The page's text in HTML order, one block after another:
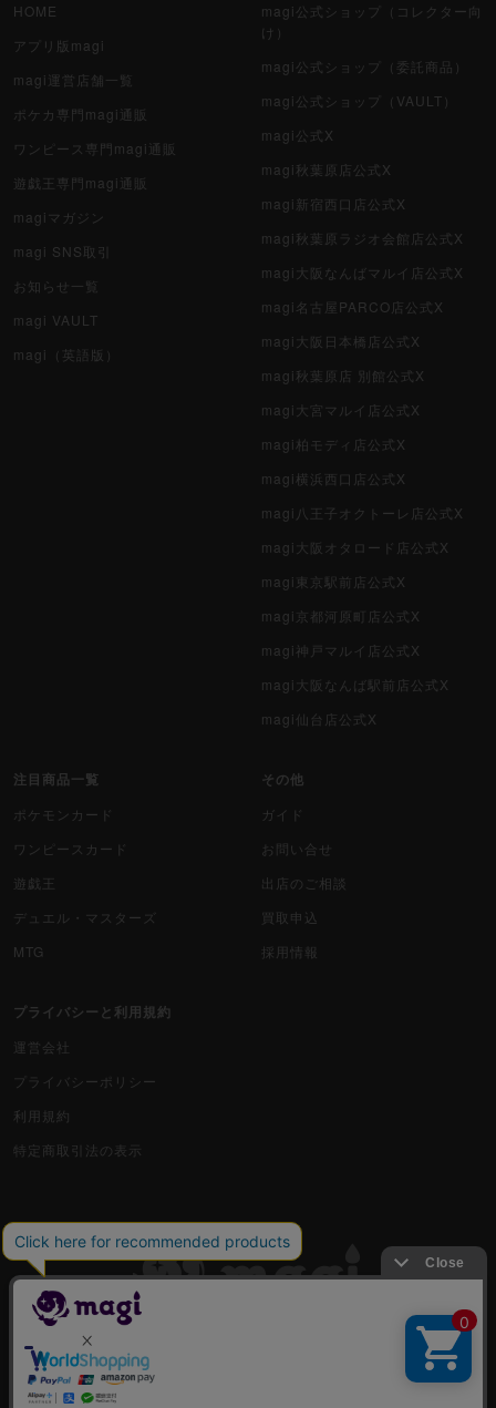
HOME
アプリ版magi
magi運営店舗一覧
ポケカ専門magi通販
ワンピース専門magi通販
遊戯王専門magi通販
magiマガジン
magi SNS取引
お知らせ一覧
magi VAULT
magi（英語版）
magi公式ショップ（コレクター向
け）
magi公式ショップ（委託商品）
magi公式ショップ（VAULT）
magi公式X
magi秋葉原店公式X
magi新宿西口店公式X
magi秋葉原ラジオ会館店公式X
magi大阪なんばマルイ店公式X
magi名古屋PARCO店公式X
magi大阪日本橋店公式X
magi秋葉原店 別館公式X
magi大宮マルイ店公式X
magi柏モディ店公式X
magi横浜西口店公式X
magi八王子オクトーレ店公式X
magi大阪オタロード店公式X
magi東京駅前店公式X
magi京都河原町店公式X
magi神戸マルイ店公式X
magi大阪なんば駅前店公式X
magi仙台店公式X
注目商品一覧
ポケモンカード
ワンピースカード
遊戯王
デュエル・マスターズ
MTG
その他
ガイド
お問い合せ
出店のご相談
買取申込
採用情報
プライバシーと利用規約
運営会社
プライバシーポリシー
利用規約
特定商取引法の表示
古物商許可番号 株式会社ジラフ 東京都公安委員会 第303311606477号
COPYRIGHT © 2019 Jiraffe Inc.